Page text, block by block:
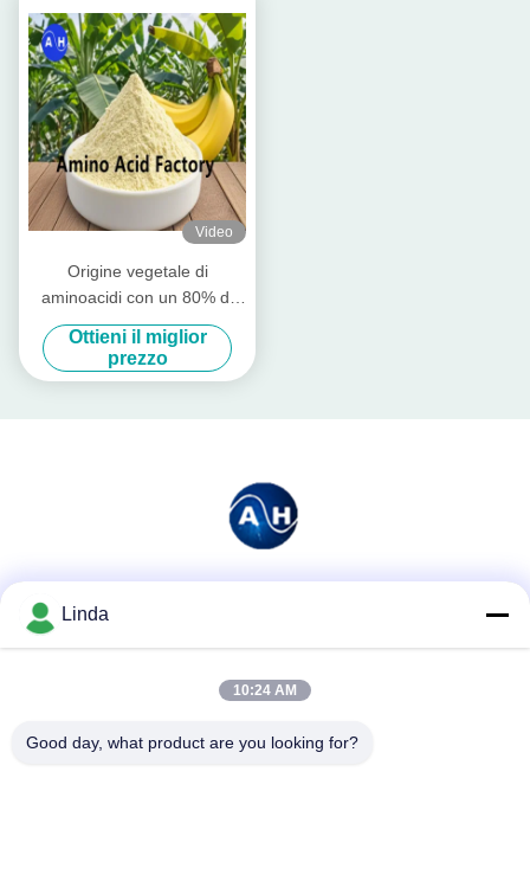
Video
Origine vegetale di
aminoacidi con un 80% di
aminoacidi liberi
Ottieni il miglior
prezzo
Linda
10:24 AM
Good day, what product are you looking for?